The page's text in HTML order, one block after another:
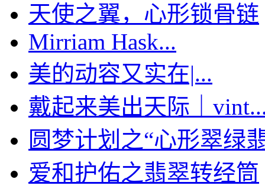
天使之翼，心形锁骨链
Mirriam Hask...
美的动容又实在|...
戴起来美出天际｜
圆梦计划之“心形翠绿
爱和护佑之翡翠转经筒